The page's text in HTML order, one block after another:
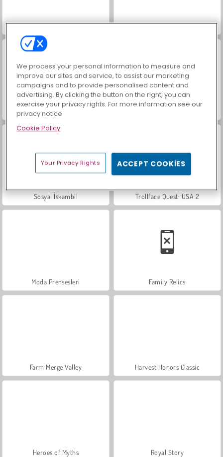
Büyük Mahjong Eşleme Masha and the Bear: Meadows
Solitaire FRVR
Sosyal İskambil Trollface Quest: USA 2
Moda Prensesleri Family Relics
Farm Merge Valley Harvest Honors Classic
Heroes of Myths Royal Story
We process your personal information to measure and
improve our sites and service, to assist our marketing
campaigns and to provide personalised content and
advertising. By clicking the button on the right, you can
exercise your privacy rights. For more information see our
privacy notice
Cookie Policy
Your Privacy Rights ACCEPT COOKIES